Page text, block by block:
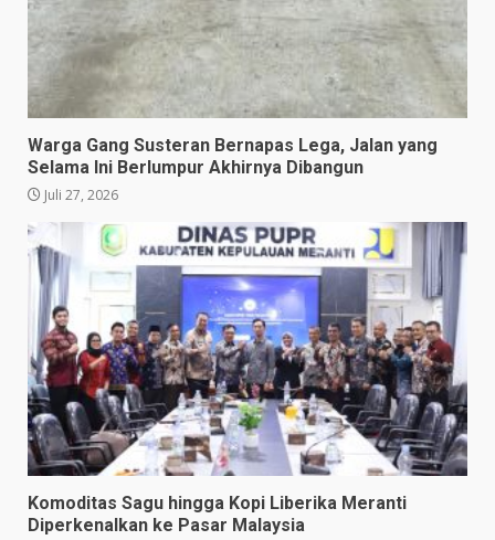
Warga Gang Susteran Bernapas Lega, Jalan yang
Selama Ini Berlumpur Akhirnya Dibangun
Juli 27, 2026
Komoditas Sagu hingga Kopi Liberika Meranti
Diperkenalkan ke Pasar Malaysia